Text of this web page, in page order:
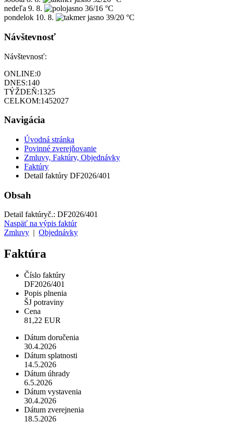
nedeľa 9. 8.
36/16 °C
pondelok 10. 8. 39/20 °C
Návštevnosť
Návštevnosť:
ONLINE:0
DNES:140
TÝŽDEŇ:1325
CELKOM:1452027
Navigácia
Úvodná stránka
Povinné zverejňovanie
Zmluvy, Faktúry, Objednávky
Faktúry
Detail faktúry DF2026/401
Obsah
Detail faktúryč.: DF2026/401
Naspäť na výpis faktúr
Zmluvy
Objednávky
Faktúra
Číslo faktúry
DF2026/401
Popis plnenia
ŠJ potraviny
Cena
81,22 EUR
Dátum doručenia
30.4.2026
Dátum splatnosti
14.5.2026
Dátum úhrady
6.5.2026
Dátum vystavenia
30.4.2026
Dátum zverejnenia
18.5.2026